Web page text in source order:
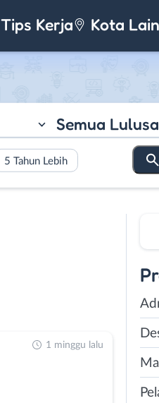
Tips Kerja Kota
Semua
5 Tahun Lebih
1 minggu lalu